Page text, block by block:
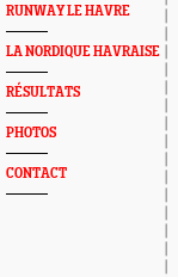
RUNWAY LE HAVRE
LA NORDIQUE HAVRAISE
RÉSULTATS
PHOTOS
CONTACT